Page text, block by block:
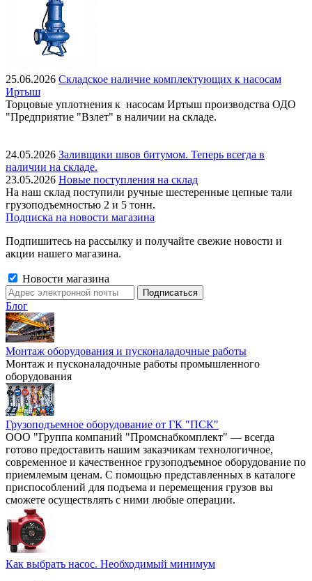
25.06.2026 Складское наличие комплектующих к насосам
Иртыш
Торцовые уплотнения к насосам Иртыш производства ОДО
"Предприятие "Взлет" в наличии на складе.
24.05.2026 Заливщики швов битумом. Теперь всегда в
наличии на складе.
23.05.2026 Новые поступления на склад
На наш склад поступили ручные шестеренные цепные тали
грузоподъемностью 2 и 5 тонн.
Подписка на новости магазина
Подпишитесь на рассылку и получайте свежие новости и
акции нашего магазина.
Новости магазина
Блог
Монтаж оборудования и пусконаладочные работы
Монтаж и пусконаладочные работы промышленного
оборудования
Грузоподъемное оборудование от ГК "ПСК"
ООО "Группа компаний "Промснабкомплект" — всегда
готово предоставить нашим заказчикам технологичное,
современное и качественное грузоподъемное оборудование по
приемлемым ценам. С помощью представленных в каталоге
приспособлений для подъема и перемещения грузов вы
сможете осуществлять с ними любые операции.
Как выбрать насос. Необходимый минимум